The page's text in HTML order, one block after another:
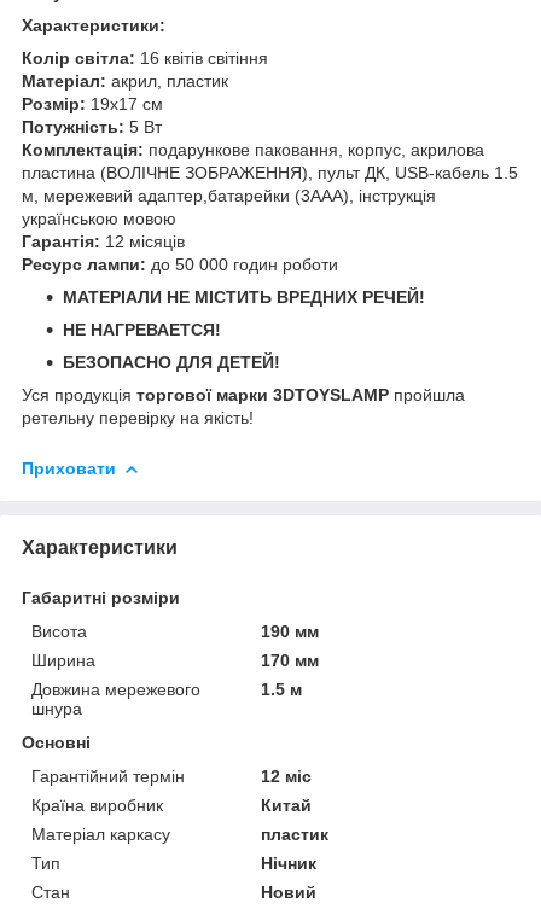
Характеристики:
Колір світла: 16 квітів світіння
Матеріал: акрил, пластик
Розмір: 19х17 см
Потужність: 5 Вт
Комплектація: подарункове паковання, корпус, акрилова
пластина (ВОЛІЧНЕ ЗОБРАЖЕННЯ), пульт ДК, USB-кабель 1.5
м, мережевий адаптер,батарейки (3ААА), інструкція
українською мовою
Гарантія: 12 місяців
Ресурс лампи: до 50 000 годин роботи
МАТЕРІАЛИ НЕ МІСТИТЬ ВРЕДНИХ РЕЧЕЙ!
НЕ НАГРЕВАЕТСЯ!
БЕЗОПАСНО ДЛЯ ДЕТЕЙ!
Уся продукція торгової марки 3DTOYSLAMP пройшла
ретельну перевірку на якість!
Приховати
Характеристики
Габаритні розміри
Висота
190 мм
Ширина
170 мм
Довжина мережевого
шнура
1.5 м
Основні
Гарантійний термін
12 міс
Країна виробник
Китай
Матеріал каркасу
пластик
Тип
Нічник
Стан
Новий